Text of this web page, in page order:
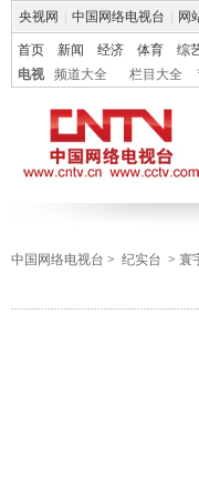
央视网 中国网络电视台 网
首页 新闻 经济 体育 综
电视
频道大全 栏目大全
中国网络电视台 > 纪实台 > 寰